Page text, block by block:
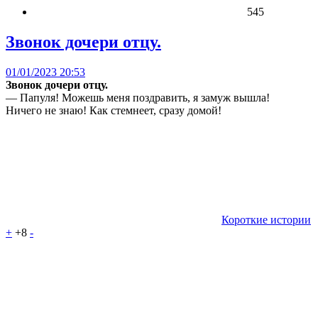
545
Звонок дочери отцу.
01/01/2023 20:53
Звонок дочери отцу.
— Папуля! Можешь меня поздравить, я замуж вышла!
Ничего не знаю! Как стемнеет, сразу домой!
Короткие истории
+ +8 -